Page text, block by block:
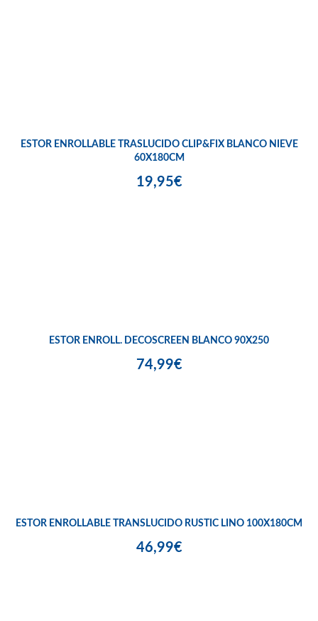
ESTOR ENROLLABLE TRASLUCIDO CLIP&FIX BLANCO NIEVE
60X180CM
19,95€
ESTOR ENROLL. DECOSCREEN BLANCO 90X250
74,99€
ESTOR ENROLLABLE TRANSLUCIDO RUSTIC LINO 100X180CM
46,99€